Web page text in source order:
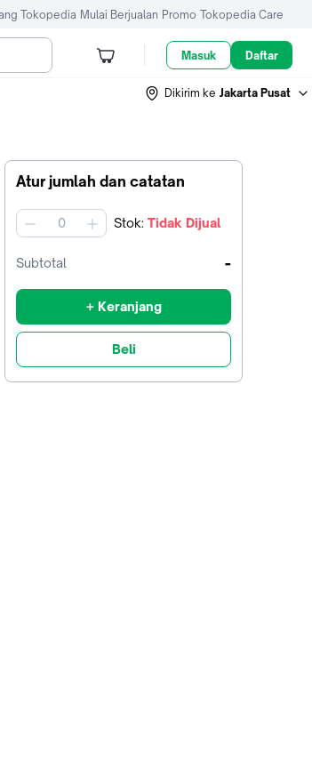
Tokopedia Mulai Berjualan Promo Tokopedia Care
Masuk Daftar
Dikirim ke Jakarta Pusat
Atur jumlah dan catatan
jumlah Stok: Tidak Dijual
Subtotal -
+ Keranjang
Beli